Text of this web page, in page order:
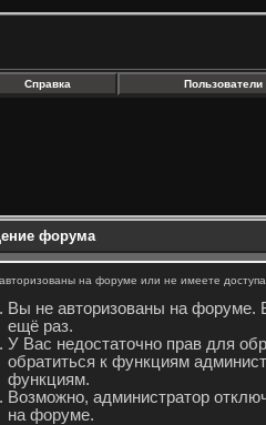
Справка Пользователи
форума
на форуме или не имеете
Вы не авторизованы на форуме.
ещё раз.
У Вас недостаточно прав для
обратиться к функциям
функциям.
Возможно, администратор
на форуме.